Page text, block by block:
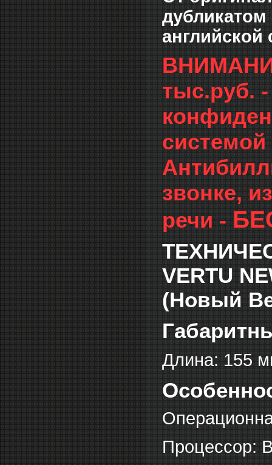
дубликатом
английской
тыс.руб.
звонке,
речи -
VERTU
(Новый
Длина: 155
Процессор: